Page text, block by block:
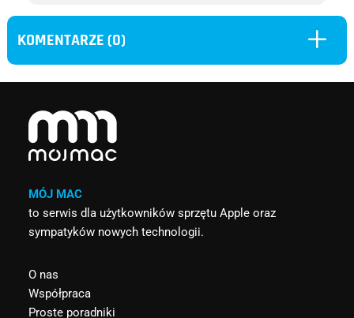
KOMENTARZE (0) L
MÓJ MAC
to serwis dla użytkowników sprzętu Apple oraz
sympatyków nowych technologii.
O nas
Współpraca
Proste poradniki